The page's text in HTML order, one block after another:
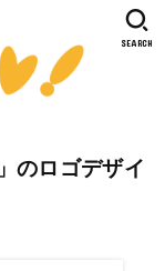
SEARCH
のロゴデザイ